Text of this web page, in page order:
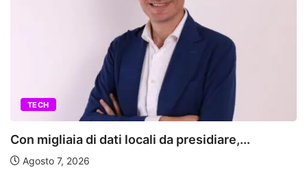
da presidiare,...